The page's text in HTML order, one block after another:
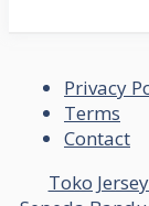
Privacy
Terms
Contact
Toko